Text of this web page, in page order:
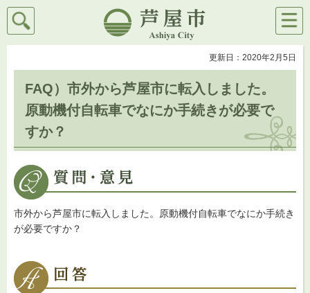
芦屋市
検索
メニ
ュー
更新日：2020年2月5日
FAQ）市外から芦屋市に転入しました。
原動機付自転車でなにか手続きが必要で
すか？
市外から芦屋市に転入しました。原動機付自転車でなにか手続き
が必要ですか？